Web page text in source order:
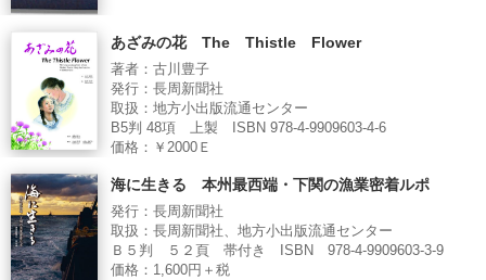
あざみの花 The Thistle Flower
著者：古川豊子
発行：長周新聞社
取扱：地方小出版流通センター
B5判 48項 上製 ISBN 978-4-9909603-4-6
価格：￥2000Ｅ
海に生きる 本州最西端・下関の漁業密着ルポ
発行：長周新聞社
取扱：長周新聞社、地方小出版流通センター
Ｂ５判 ５２頁 帯付き ISBN 978-4-9909603-3-9
価格：1,600円＋税